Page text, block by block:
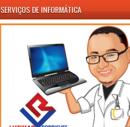
SERVIÇOS DE INFORMÁTICA